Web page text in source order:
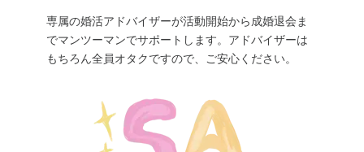
専属の婚活アドバイザーが活動開始から成婚退会ま
でマンツーマンでサポートします。アドバイザーは
もちろん全員オタクですので、ご安心ください。